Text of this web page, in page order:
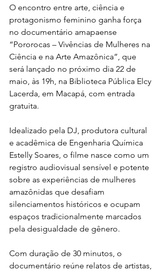
O encontro entre arte, ciência e
protagonismo feminino ganha força
no documentário amapaense
“Pororocas – Vivências de Mulheres na
Ciência e na Arte Amazônica”, que
será lançado no próximo dia 22 de
maio, às 19h, na Biblioteca Pública Elcy
Lacerda, em Macapá, com entrada
gratuita.
Idealizado pela DJ, produtora cultural
e acadêmica de Engenharia Química
Estelly Soares, o filme nasce como um
registro audiovisual sensível e potente
sobre as experiências de mulheres
amazônidas que desafiam
silenciamentos históricos e ocupam
espaços tradicionalmente marcados
pela desigualdade de gênero.
Com duração de 30 minutos, o
documentário reúne relatos de artistas,